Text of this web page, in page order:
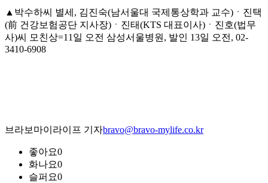
▲박수하씨 별세, 김진숙(남서울대 국제통상학과 교수)ㆍ진택
(前 건강보험공단 지사장)ㆍ진태(KTS 대표이사)ㆍ진호(법무
사)씨 모친상=11일 오전 삼성서울병원, 발인 13일 오전, 02-
3410-6908
브라보마이라이프 기자bravo@bravo-mylife.co.kr
좋아요0
화나요0
슬퍼요0